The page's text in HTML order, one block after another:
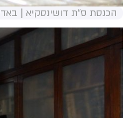
הכנסת ס"ת דושינסקיא |